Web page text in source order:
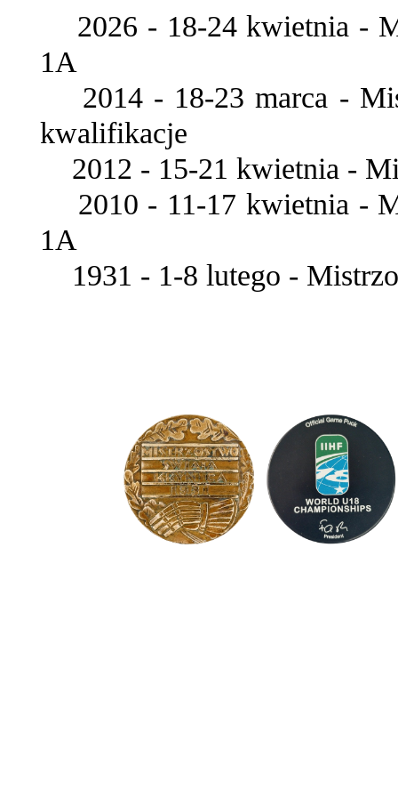
2026 - 18-24 kwietnia -
1A
2014 - 18-23 marca -
kwalifikacje
2012 - 15-21 kwietnia -
2010 - 11-17 kwietnia -
1A
1931 - 1-8 lutego -